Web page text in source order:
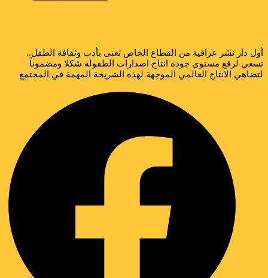
دار نشر عراقية من القطاع الخاص تعنى بأدب وثقافة الطفل..
لرفع مستوى جودة انتاج اصدارات الطفولة شكلا ومضموناً
الانتاج العالمي الموجهة لهذه الشريحة المهمة في المجتمع